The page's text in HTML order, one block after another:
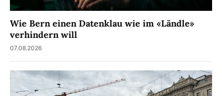
Wie Bern einen Datenklau wie im «Ländle»
verhindern will
07.08.2026